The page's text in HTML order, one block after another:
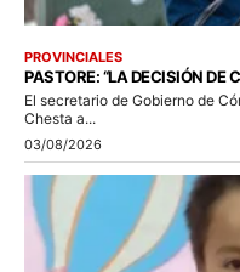
PROVINCIALES
PASTORE: “LA DECISIÓN DE
El secretario de Gobierno de
Chesta a...
03/08/2026